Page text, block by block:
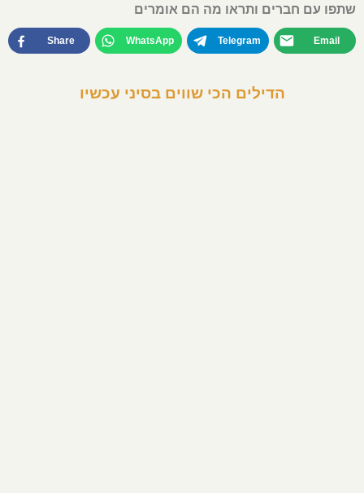
הדילים הכי שווים בסיני עכשיו
שתפו עם חברים ותראו מה הם אומרים
Share WhatsApp Telegram Email